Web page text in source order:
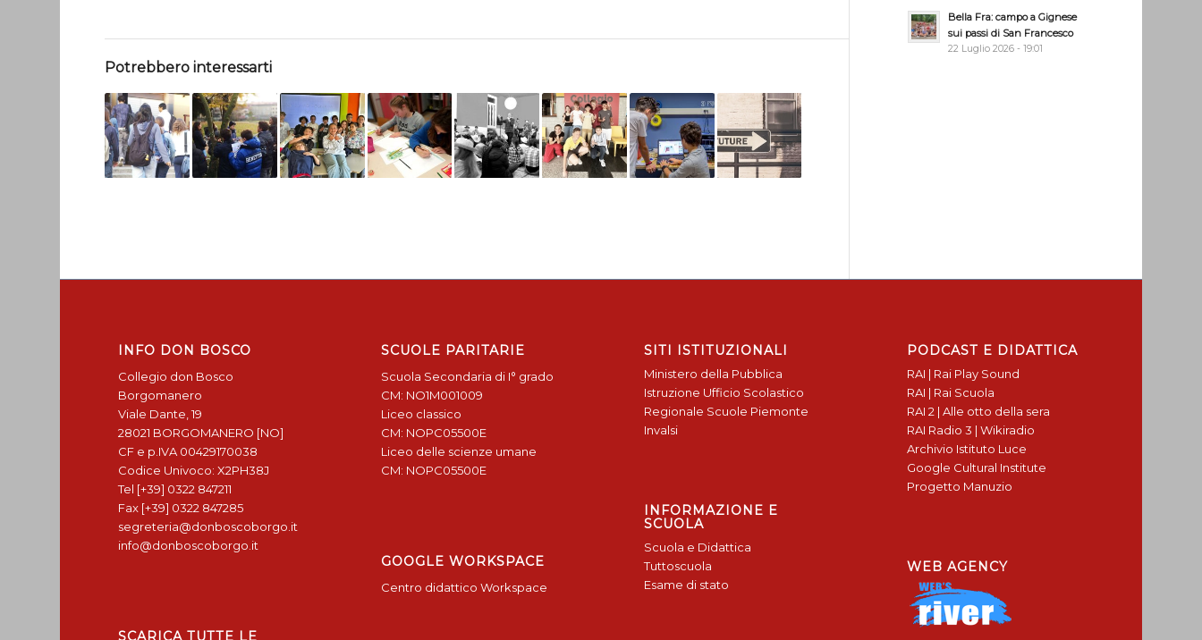
Potrebbero interessarti
Bella Fra: campo a Gignese
sui passi di San Francesco
22 Luglio 2026 - 19:01
INFO DON BOSCO
Collegio don Bosco
Borgomanero
Viale Dante, 19
28021 BORGOMANERO [NO]
CF e p.IVA 00429170038
Codice Univoco: X2PH38J
Tel [+39] 0322 847211
Fax [+39] 0322 847285
segreteria@donboscoborgo.it
info@donboscoborgo.it
SCARICA TUTTE LE
SCUOLE PARITARIE
Scuola Secondaria di I° grado
CM: NO1M001009
Liceo classico
CM: NOPC05500E
Liceo delle scienze umane
CM: NOPC05500E
GOOGLE WORKSPACE
Centro didattico Workspace
SITI ISTITUZIONALI
Ministero della Pubblica
Istruzione Ufficio Scolastico
Regionale Scuole Piemonte
Invalsi
INFORMAZIONE E
SCUOLA
Scuola e Didattica
Tuttoscuola
Esame di stato
PODCAST E DIDATTICA
RAI | Rai Play Sound
RAI | Rai Scuola
RAI 2 | Alle otto della sera
RAI Radio 3 | Wikiradio
Archivio Istituto Luce
Google Cultural Institute
Progetto Manuzio
WEB AGENCY